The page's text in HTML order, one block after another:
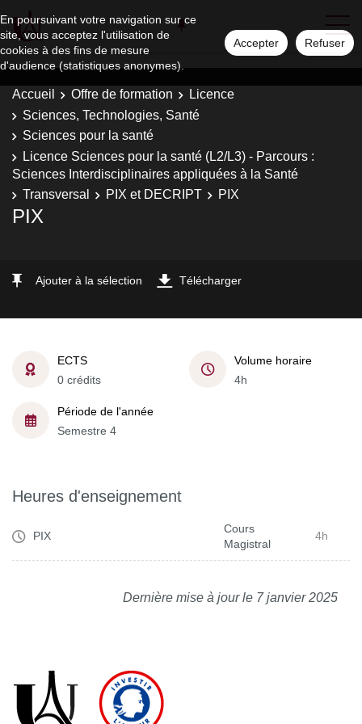
En poursuivant votre navigation sur ce
site, vous acceptez l'utilisation de
cookies à des fins de mesure
d'audience (statistiques anonymes).
Accepter Refuser
Accueil Offre de formation
Licence
Sciences, Technologies, Santé
Sciences pour la santé
Licence Sciences pour la santé (L2/L3) - Parcours :
Sciences Interdisciplinaires appliquées à la Santé
Transversal
PIX et DECRIPT PIX
PIX
Ajouter à la sélection Télécharger
ECTS
0 crédits
Volume horaire
4h
Période de l'année
Semestre 4
Heures d'enseignement
PIX
Cours
Magistral
4h
Dernière mise à jour le 7 janvier 2025